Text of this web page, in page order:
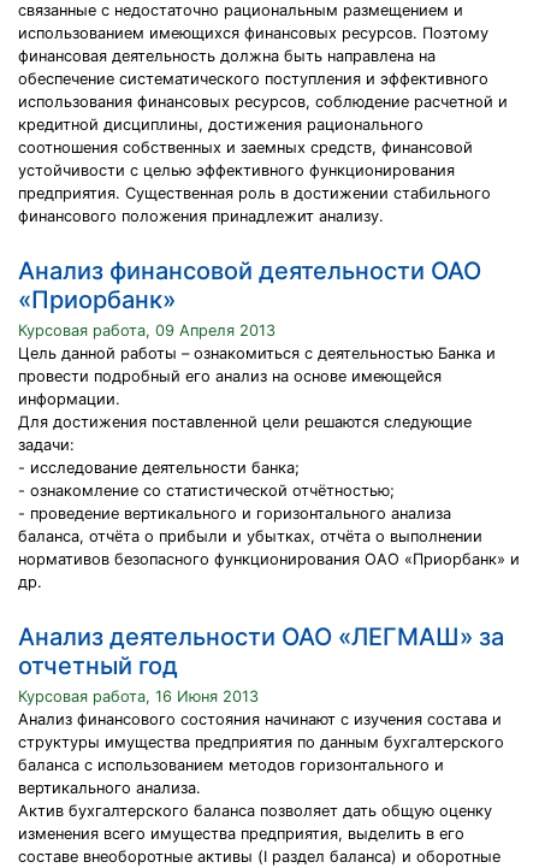
связанные с недостаточно рациональным размещением и
использованием имеющихся финансовых ресурсов. Поэтому
финансовая деятельность должна быть направлена на
обеспечение систематического поступления и эффективного
использования финансовых ресурсов, соблюдение расчетной и
кредитной дисциплины, достижения рационального
соотношения собственных и заемных средств, финансовой
устойчивости с целью эффективного функционирования
предприятия. Существенная роль в достижении стабильного
финансового положения принадлежит анализу.
Анализ финансовой деятельности ОАО
«Приорбанк»
Курсовая работа, 09 Апреля 2013
Цель данной работы – ознакомиться с деятельностью Банка и
провести подробный его анализ на основе имеющейся
информации.
Для достижения поставленной цели решаются следующие
задачи:
- исследование деятельности банка;
- ознакомление со статистической отчётностью;
- проведение вертикального и горизонтального анализа
баланса, отчёта о прибыли и убытках, отчёта о выполнении
нормативов безопасного функционирования ОАО «Приорбанк» и
др.
Анализ деятельности ОАО «ЛЕГМАШ» за
отчетный год
Курсовая работа, 16 Июня 2013
Анализ финансового состояния начинают с изучения состава и
структуры имущества предприятия по данным бухгалтерского
баланса с использованием методов горизонтального и
вертикального анализа.
Актив бухгалтерского баланса позволяет дать общую оценку
изменения всего имущества предприятия, выделить в его
составе внеоборотные активы (I раздел баланса) и оборотные